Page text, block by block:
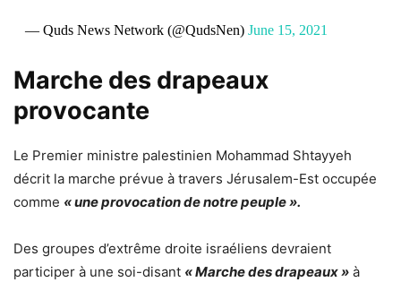
— Quds News Network (@QudsNen) June 15, 2021
Marche des drapeaux
provocante
Le Premier ministre palestinien Mohammad Shtayyeh
décrit la marche prévue à travers Jérusalem-Est occupée
comme « une provocation de notre peuple ».
Des groupes d’extrême droite israéliens devraient
participer à une soi-disant « Marche des drapeaux » à